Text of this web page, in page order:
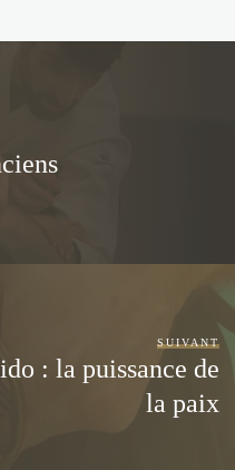
SUIVANT
: la puissance de
la paix